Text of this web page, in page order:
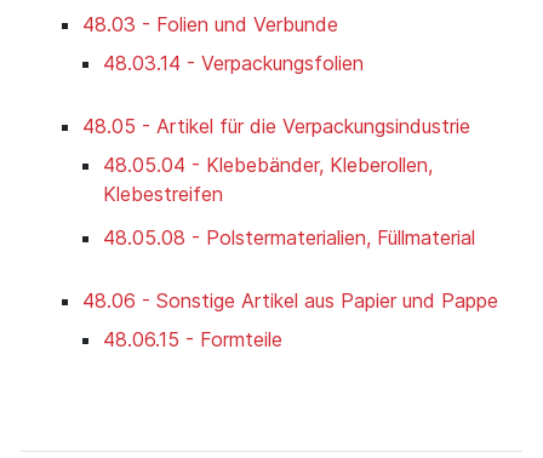
48.03 - Folien und Verbunde
48.03.14 - Verpackungsfolien
48.05 - Artikel für die Verpackungsindustrie
48.05.04 - Klebebänder, Kleberollen,
Klebestreifen
48.05.08 - Polstermaterialien, Füllmaterial
48.06 - Sonstige Artikel aus Papier und Pappe
48.06.15 - Formteile